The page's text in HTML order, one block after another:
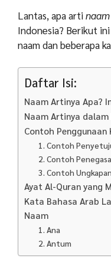
Lantas, apa artinaam
Indonesia? Berikut
naam dan beberapa
Daftar Isi:
Naam Artinya Apa?
Naam Artinya dalam
Contoh Penggunaan
1. Contoh
2. Contoh
3. Contoh
Ayat Al-Quran yang
Kata Bahasa Arab
Naam
1. Ana
2. Antum